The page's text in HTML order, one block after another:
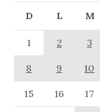
D L M
1 2 3
8
9 10
15
16 17